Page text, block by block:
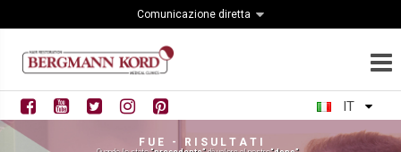
Comunicazione diretta
IT
F U E - R I S U L T A T I